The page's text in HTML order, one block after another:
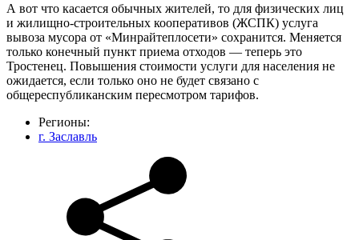
А вот что касается обычных жителей, то для физических лиц
и жилищно-строительных кооперативов (ЖСПК) услуга
вывоза мусора от «Минрайтеплосети» сохранится. Меняется
только конечный пункт приема отходов — теперь это
Тростенец. Повышения стоимости услуги для населения не
ожидается, если только оно не будет связано с
общереспубликанским пересмотром тарифов.
Регионы:
г. Заславль